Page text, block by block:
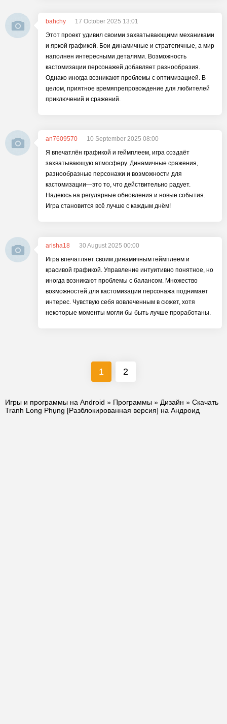
bahchy
17 October 2025 13:01
Этот проект удивил своими захватывающими механиками
и яркой графикой. Бои динамичные и стратегичные, а мир
наполнен интересными деталями. Возможность
кастомизации персонажей добавляет разнообразия.
Однако иногда возникают проблемы с оптимизацией. В
целом, приятное времяпрепровождение для любителей
приключений и сражений.
an7609570
10 September 2025 08:00
Я впечатлён графикой и геймплеем, игра создаёт
захватывающую атмосферу. Динамичные сражения,
разнообразные персонажи и возможности для
кастомизации—это то, что действительно радует.
Надеюсь на регулярные обновления и новые события.
Игра становится всё лучше с каждым днём!
arisha18
30 August 2025 00:00
Игра впечатляет своим динамичным геймплеем и
красивой графикой. Управление интуитивно понятное, но
иногда возникают проблемы с балансом. Множество
возможностей для кастомизации персонажа поднимает
интерес. Чувствую себя вовлеченным в сюжет, хотя
некоторые моменты могли бы быть лучше проработаны.
1 2
Игры и программы на Android » Программы » Дизайн » Скачать
Tranh Long Phụng [Разблокированная версия] на Андроид